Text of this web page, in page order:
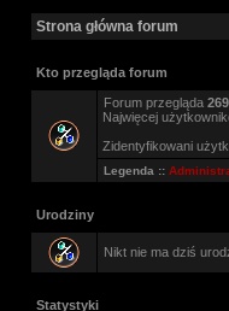
Strona główna forum
Kto przegląda forum
Forum przegląda 269
Najwięcej
Zidentyfikowani
Legenda ::
Urodziny
Nikt nie ma dziś
Statystyki